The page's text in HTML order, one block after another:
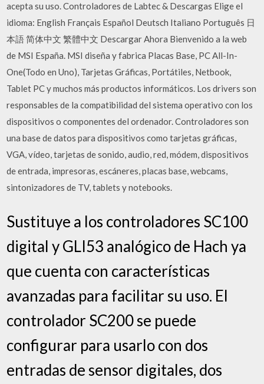
acepta su uso. Controladores de Labtec & Descargas Elige el
idioma: English Français Español Deutsch Italiano Português 日
本語 简体中文 繁體中文 Descargar Ahora Bienvenido a la web
de MSI España. MSI diseña y fabrica Placas Base, PC All-In-
One(Todo en Uno), Tarjetas Gráficas, Portátiles, Netbook,
Tablet PC y muchos más productos informáticos. Los drivers son
responsables de la compatibilidad del sistema operativo con los
dispositivos o componentes del ordenador. Controladores son
una base de datos para dispositivos como tarjetas gráficas,
VGA, vídeo, tarjetas de sonido, audio, red, módem, dispositivos
de entrada, impresoras, escáneres, placas base, webcams,
sintonizadores de TV, tablets y notebooks.
Sustituye a los controladores SC100
digital y GLI53 analógico de Hach ya
que cuenta con características
avanzadas para facilitar su uso. El
controlador SC200 se puede
configurar para usarlo con dos
entradas de sensor digitales, dos